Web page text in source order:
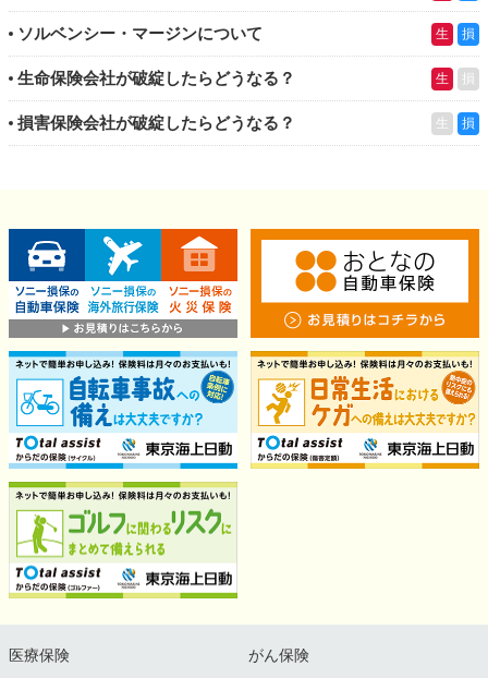
ソルベンシー・マージンについて 生 損
生命保険会社が破綻したらどうなる？ 生 損
損害保険会社が破綻したらどうなる？ 生 損
医療保険 がん保険